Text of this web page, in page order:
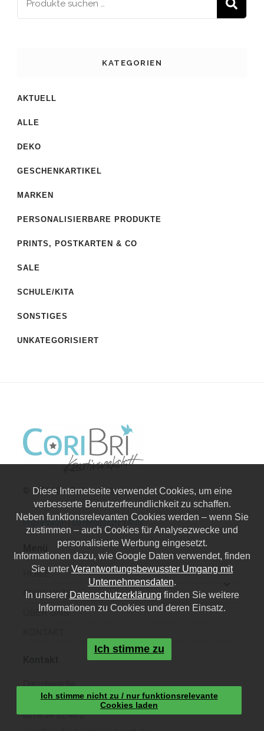
KATEGORIEN
AKTUELL
ALLE
DEKO
GESCHENKARTIKEL
MARKEN
PERSONALISIERBARE PRODUKTE
PRINTS, POSTKARTEN & CO
SALE
SCHULE/KITA
SONSTIGES
UNKATEGORISIERT
© 2026 | CoriBri Kreativwerkstatt
Impressum|Datenschutz|AGB
HOME
PRODUKTE
ÜBER UNS
40468 Düsseldorf
0178 14 22 40 2
Diese Internetseite verwendet Cookies, um eine
verbesserte Benutzerfreundlichkeit zu schaffen.
Neben funktionsrelevanten Cookies werden – wenn Sie
zustimmen – auch Cookies für Analysezwecke und
personalisierte Werbung eingesetzt.
Informationen dazu, wie Google Daten verwendet, finden
Sie unter Verantwortungsbewusster Umgang mit
Unternehmensdaten.
In unserer Datenschutzerklärung finden Sie weitere
Informationen zu Cookies und deren Einsatz.
Ich stimme zu
Ich stimme nicht zu / nur funktionsrelevante
Cookies laden